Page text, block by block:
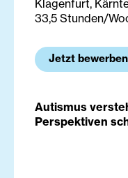
Klagenfurt,
33,5 Stunden/
Jetzt bewerben
Autismus
Perspektiven